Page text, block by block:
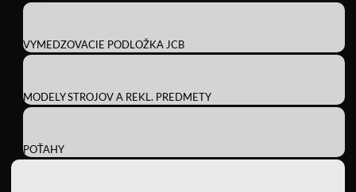
VYMEDZOVACIE PODLOŽKA JCB
MODELY STROJOV A REKL. PREDMETY
POŤAHY